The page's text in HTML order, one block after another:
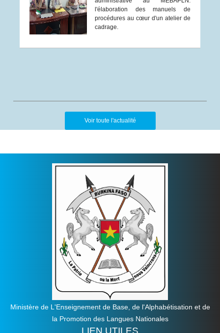
l'élaboration des manuels de
procédures au cœur d'un atelier de
cadrage.
Voir toute l'actualité
Ministère de L'Enseignement de Base, de l'Alphabétisation et de
la Promotion des Langues Nationales
LIEN UTILES